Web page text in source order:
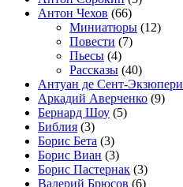
Антон Чехов (66)
Миниатюры (12)
Повести (7)
Пьесы (4)
Рассказы (40)
Антуан де Сент-Экзюпери
Аркадий Аверченко (9)
Бернард Шоу (5)
Библия (3)
Борис Бета (3)
Борис Виан (3)
Борис Пастернак (3)
Валерий Брюсов (6)